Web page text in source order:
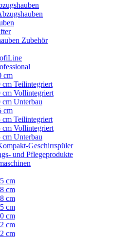
Zubehör
cm
cm Teilintegriert
cm Vollintegriert
cm Unterbau
cm
cm Teilintegriert
cm Vollintegriert
cm Unterbau
Geschirrspüler
und Pflegeprodukte
cm
cm
cm
cm
cm
cm
cm